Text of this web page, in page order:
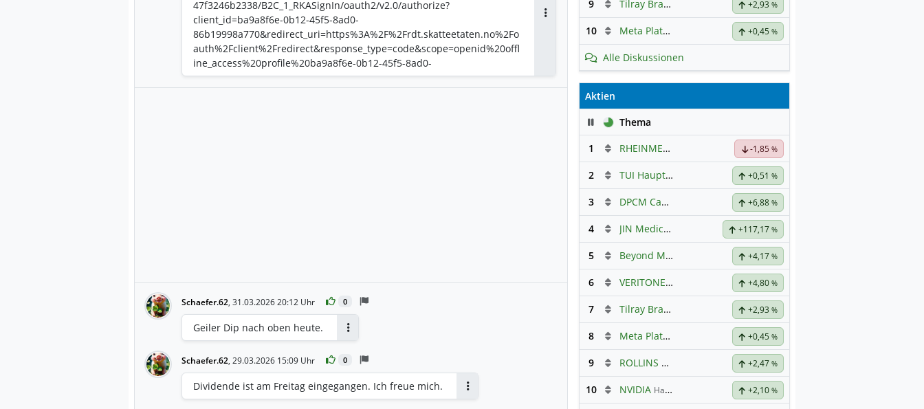
47f3246b2338/B2C_1_RKASignIn/oauth2/v2.0/authorize?
client_id=ba9a8f6e-0b12-45f5-8ad0-
86b19998a770&redirect_uri=https%3A%2F%2Frdt.skatteetaten.no%2Fo
auth%2Fclient%2Fredirect&response_type=code&scope=openid%20offl
ine_access%20profile%20ba9a8f6e-0b12-45f5-8ad0-
86b19998a770&state=5CHP_BcogPqWS72y5zql67A&nonce=5yx1dWSRc
eIPjudkddVEaSg&code_challenge_method=S256&code_challenge=zNUs
Schaefer.62, 31.03.2026 20:12 Uhr 0
Geiler Dip nach oben heute.
Schaefer.62, 29.03.2026 15:09 Uhr 0
Dividende ist am Freitag eingegangen. Ich freue mich.
9 Tilray Brands Hauptforum +2,93 %
10 Meta Platforms Hauptdiskussion+0,45 %
Alle Diskussionen
Aktien
PauseThema
1
RHEINMETALL Hauptdiskussion-1,85%
2 TUI Hauptforum +0,51 %
3 DPCM Capital Hauptdiskussion +6,88%
4 JIN Medical International +117,17%
5 Beyond Meat Hauptdiskussion +4,17%
6 VERITONE INC DL-,001 Hauptdiskussion
+4,80%
7 Tilray Brands Hauptforum +2,93 %
8 Meta Platforms Hauptdiskussion+0,45 %
9 ROLLINS Hauptdiskussion +2,47%
10 NVIDIA Hauptdiskussion +2,10%